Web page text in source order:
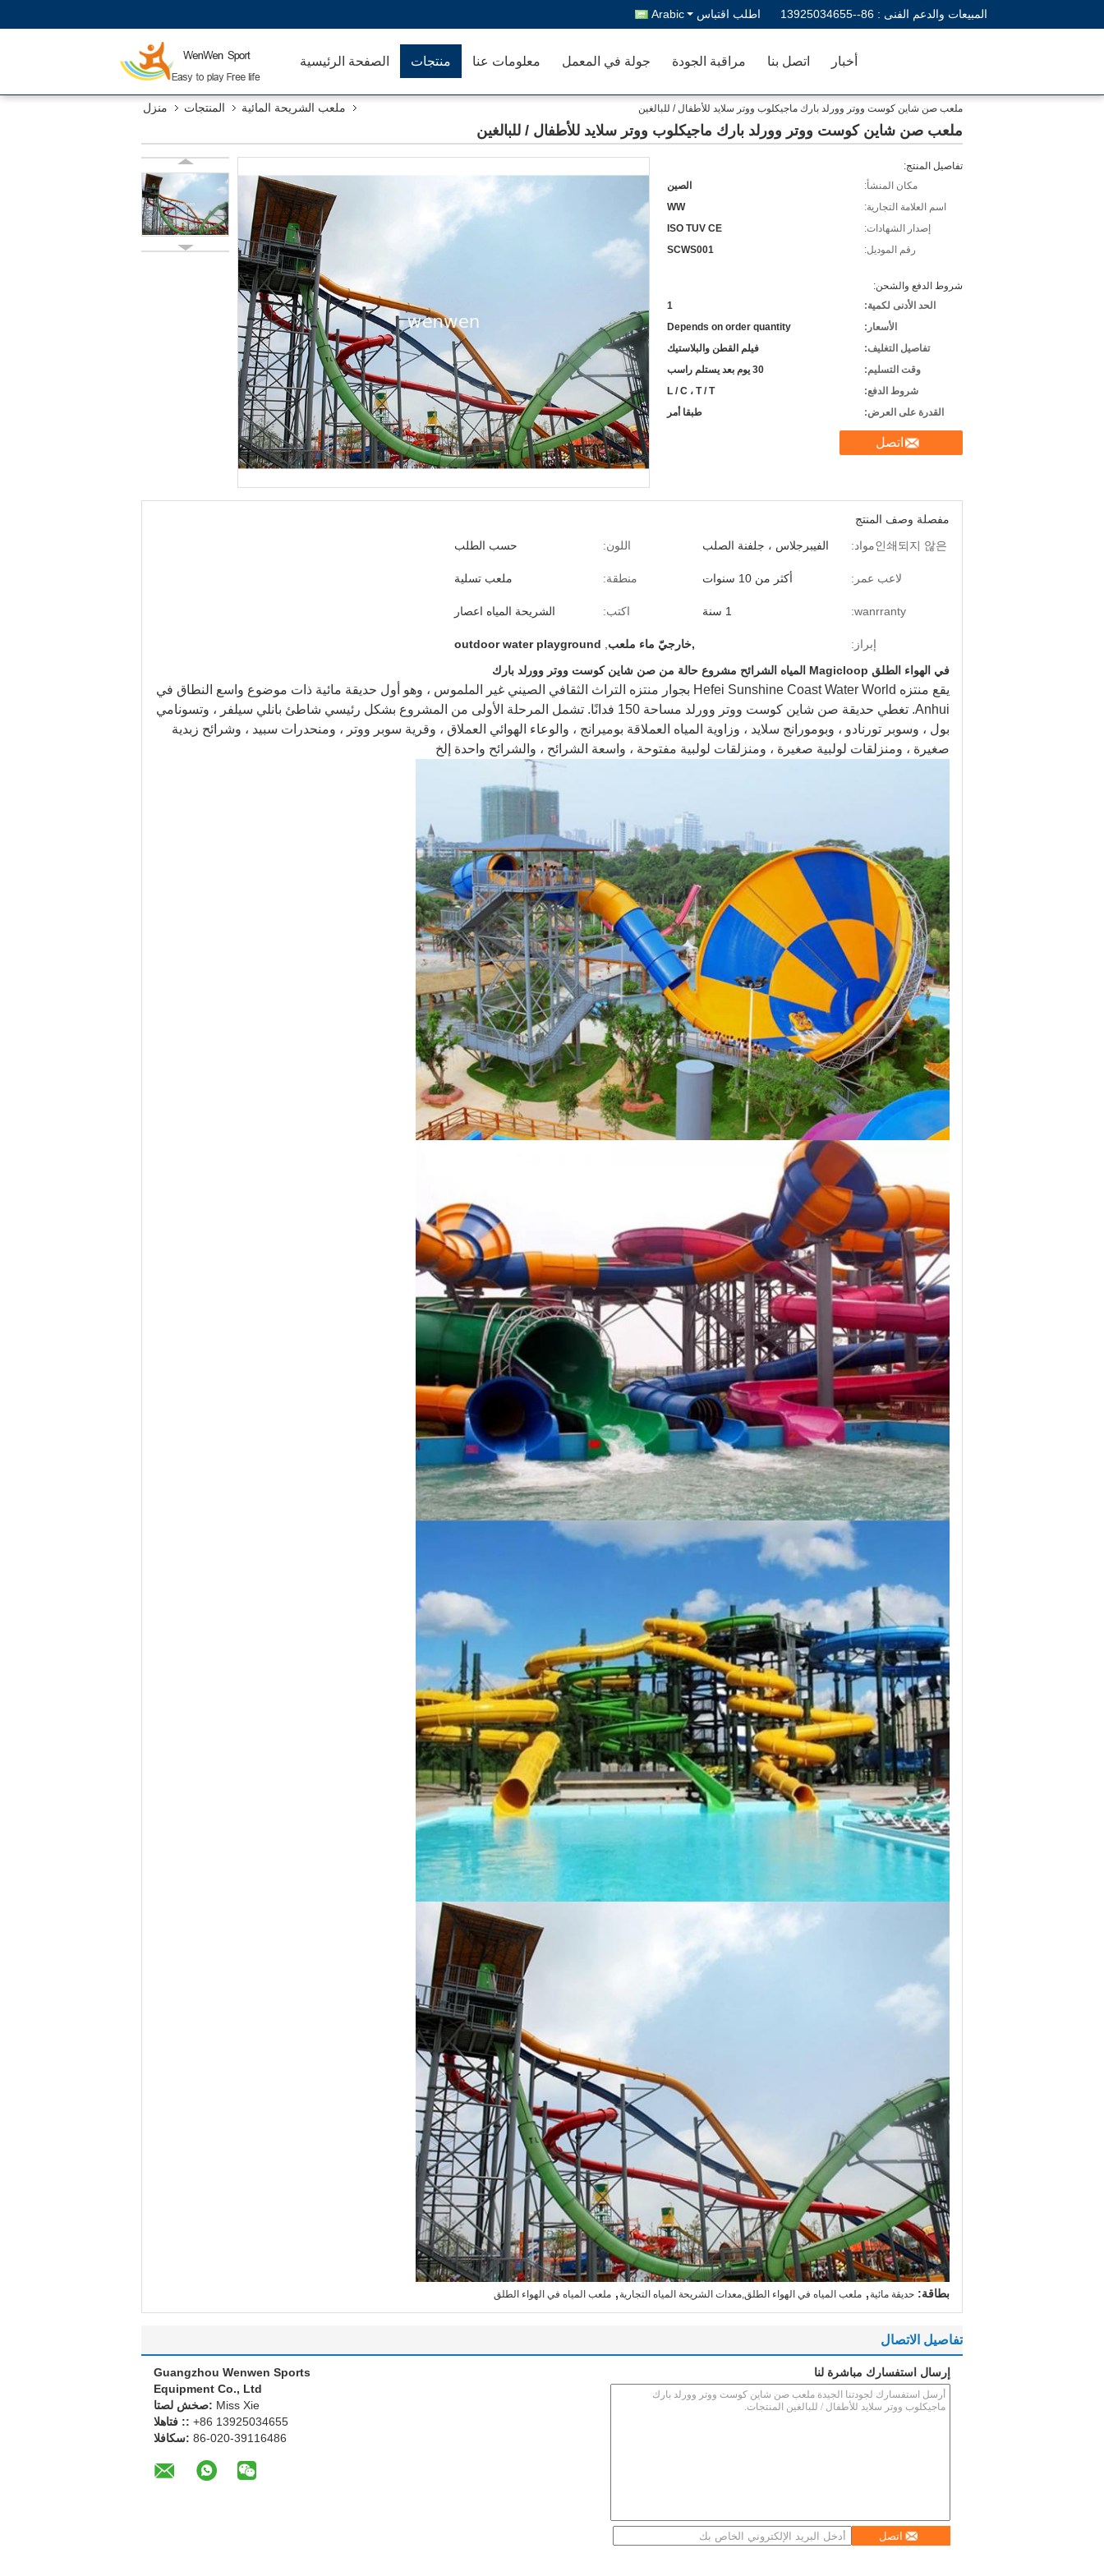
المبيعات والدعم الفنى : 86--13925034655 اطلب اقتباس Arabic
الصفحة الرئيسية منتجات معلومات عنا جولة في المعمل مراقبة الجودة اتصل بنا أخبار
منزل المنتجات ملعب الشريحة المائية ملعب صن شاين كوست ووتر وورلد بارك ماجيكلوب ووتر سلايد للأطفال / للبالغين
ملعب صن شاين كوست ووتر وورلد بارك ماجيكلوب ووتر سلايد للأطفال / للبالغين
تفاصيل المنتج:
مكان المنشأ:
الصين
اسم العلامة التجارية:
WW
إصدار الشهادات:
ISO TUV CE
رقم الموديل:
SCWS001
شروط الدفع والشحن:
الحد الأدنى لكمية:
1
الأسعار:
Depends on order quantity
تفاصيل التغليف:
فيلم القطن والبلاستيك
وقت التسليم:
30 يوم بعد يستلم راسب
شروط الدفع:
L / C ، T / T
القدرة على العرض:
طبقا أمر
اتصل
مفصلة وصف المنتج
인쇄되지 않은مواد:
الفيبرجلاس ، جلفنة الصلب اللون: حسب الطلب
لاعب عمر: أكثر من 10 سنوات منطقة: ملعب تسلية
wanrranty: 1 سنة اكتب: الشريحة المياه اعصار
إبراز: ,خارجيّ ماء ملعب
outdoor water playground
في الهواء الطلق Magicloop المياه الشرائح مشروع حالة من صن شاين كوست ووتر وورلد بارك
يقع منتزه Hefei Sunshine Coast Water World بجوار منتزه التراث الثقافي الصيني غير الملموس ، وهو أول حديقة مائية ذات موضوع واسع النطاق في
Anhui. تغطي حديقة صن شاين كوست ووتر وورلد مساحة 150 فدانًا.
تشمل المرحلة الأولى من المشروع بشكل رئيسي شاطئ بانلي سيلفر ، وتسونامي
بول ، وسوبر تورنادو ، وبومورانج سلايد ، وزاوية المياه العملاقة بوميرانج ، والوعاء الهوائي العملاق ، وقرية سوبر ووتر ، ومنحدرات سبيد ، وشرائح زبدية
صغيرة ، ومنزلقات لولبية صغيرة ، ومنزلقات لولبية مفتوحة ، واسعة الشرائح ، والشرائح واحدة إلخ
بطاقة: حديقة مائية , ملعب المياه في الهواء الطلق,معدات الشريحة المياه التجارية , ملعب المياه في الهواء الطلق
تفاصيل الاتصال
Guangzhou Wenwen Sports
Equipment Co., Ltd
اتصل شخص: Miss Xie
الهاتف :: +86 13925034655
الفاكس: 86-020-39116486
إرسال استفسارك مباشرة لنا
اتصل